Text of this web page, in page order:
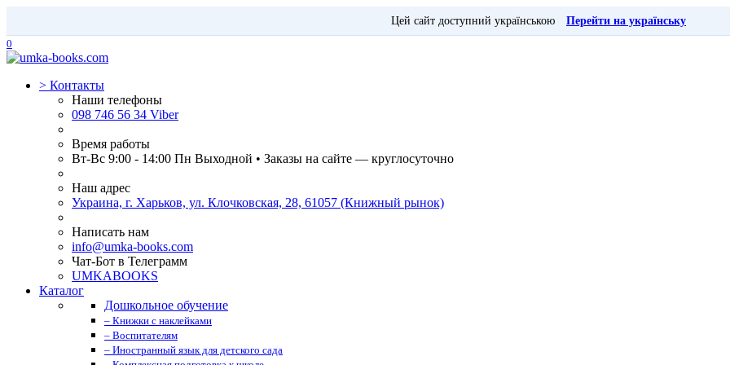
Цей сайт доступний українською
Перейти на українську
0
> Контакты
Наши телефоны
098 746 56 34 Viber
Время работы
Вт-Вс 9:00 - 14:00 Пн Выходной • Заказы на сайте — круглосуточно
Наш адрес
Украина, г. Харьков, ул. Клочковская, 28, 61057 (Книжный рынок)
Написать нам
info@umka-books.com
Чат-Бот в Телеграмм
UMKABOOKS
Каталог
Дошкольное обучение
– Книжки с наклейками
– Воспитателям
– Иностранный язык для детского сада